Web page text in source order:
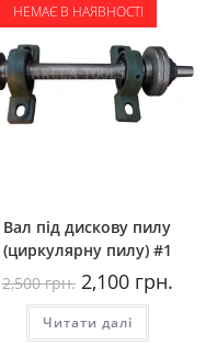
НЕМАЄ В НАЯВНОСТІ
Вал під дискову пилу
(циркулярну пилу) #1
2,500грн. Оригінальна
ціна:
2,500
грн..
2,100грн.ціна:
Читати далі